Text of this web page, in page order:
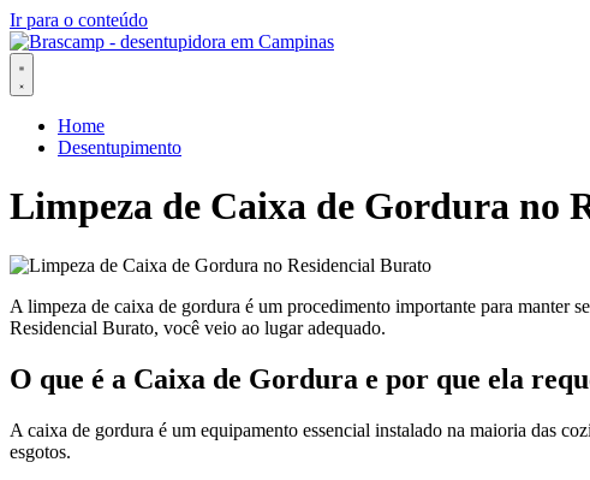
Ir para o conteúdo
Home
Desentupimento
Limpeza de Caixa de Gordura no
A limpeza de caixa de gordura é um procedimento importante para manter
Residencial Burato, você veio ao lugar adequado.
O que é a Caixa de Gordura e por que ela
A caixa de gordura é um equipamento essencial instalado na maioria das
esgotos.